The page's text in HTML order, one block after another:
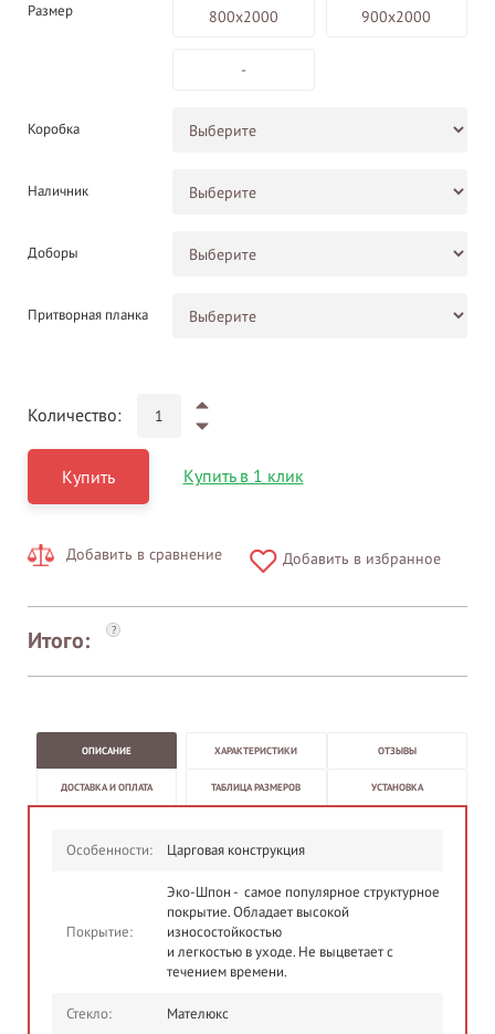
Размер 800х2000 900х2000
-
Коробка
Наличник
Доборы
Притворная планка
Количество:
Купить Купить в 1 клик
Добавить в сравнение Добавить в избранное
Итого: ?
ОПИСАНИЕ ХАРАКТЕРИСТИКИ ОТЗЫВЫ
ДОСТАВКА И ОПЛАТА ТАБЛИЦА РАЗМЕРОВ УСТАНОВКА
Особенности: Царговая конструкция
Покрытие:
Эко-Шпон - самое популярное структурное
покрытие. Обладает высокой
износостойкостью
и легкостью в уходе. Не выцветает с
течением времени.
Стекло: Мателюкс